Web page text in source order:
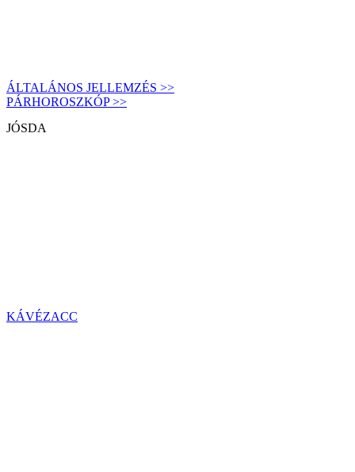
ÁLTALÁNOS JELLEMZÉS >>
PÁRHOROSZKÓP >>
JÓSDA
KÁVÉZACC